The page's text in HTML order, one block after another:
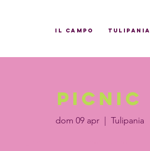
il campo Tulipania
Picnic
dom 09 apr
  |
Tulipania